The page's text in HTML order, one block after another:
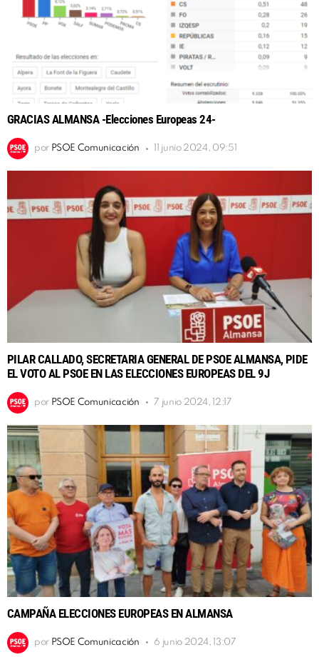
GRACIAS ALMANSA -Elecciones Europeas 24-
por PSOE Comunicación 11 junio 2024, 09:51
PILAR CALLADO, SECRETARIA GENERAL DE PSOE ALMANSA, PIDE
EL VOTO AL PSOE EN LAS ELECCIONES EUROPEAS DEL 9J
por PSOE Comunicación 7 junio 2024, 12:17
CAMPAÑA ELECCIONES EUROPEAS EN ALMANSA
por PSOE Comunicación 6 junio 2024, 13:07